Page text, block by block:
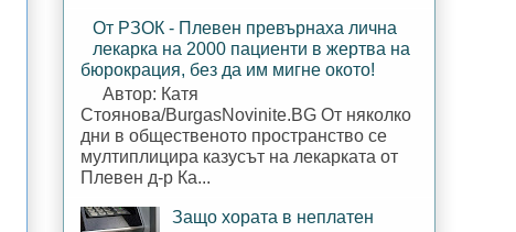
От РЗОК - Плевен превърнаха лична
лекарка на 2000 пациенти в жертва на
бюрокрация, без да им мигне окото!
Автор: Катя
Стоянова/BurgasNovinite.BG От няколко
дни в общественото пространство се
мултиплицира казусът на лекарката от
Плевен д-р Ка...
Защо хората в неплатен